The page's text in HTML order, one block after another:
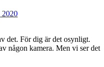
2020
det. För dig är det osynligt.
någon kamera. Men vi ser det